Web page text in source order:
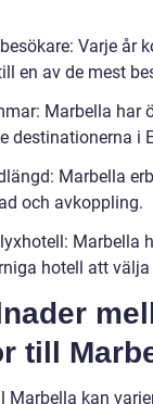
Varje år
en av de mest
Marbella har
destinationerna i
Marbella
och avkoppling.
Marbella
hotell att välja
till
Marbella kan